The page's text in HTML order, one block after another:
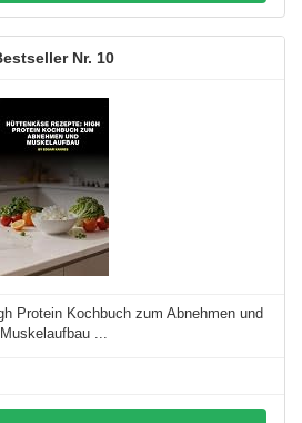
10
Protein Kochbuch zum Abnehmen und
Muskelaufbau ...